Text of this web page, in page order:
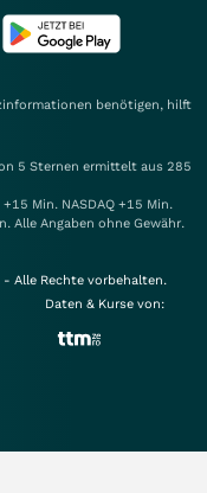
benötigen, hilft
5 Sternen ermittelt aus 285
Min. NASDAQ +15 Min.
Alle Angaben ohne Gewähr.
Alle Rechte vorbehalten.
Daten & Kurse von: